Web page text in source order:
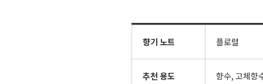
향기 노트 플로럴
추천 용도 향수, 고체향